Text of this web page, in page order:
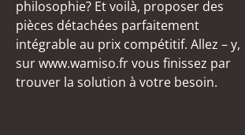
philosophie? Et voilà, proposer des
pièces détachées parfaitement
intégrable au prix compétitif. Allez – y,
sur www.wamiso.fr vous finissez par
trouver la solution à votre besoin.